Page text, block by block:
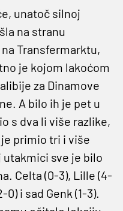
unatoč silnoj
na stranu
Transfermarktu,
je kojom lakoćom
za Dinamove
A bilo ih je pet u
s dva li više razlike,
primio tri i više
utakmici sve je bilo
Celta (0-3), Lille (4-
i sad Genk (1-3).